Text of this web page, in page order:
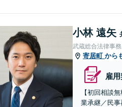
小林 遠矢
武蔵総合法律事
寄居町 から
雇
【初回相談
業承継／民